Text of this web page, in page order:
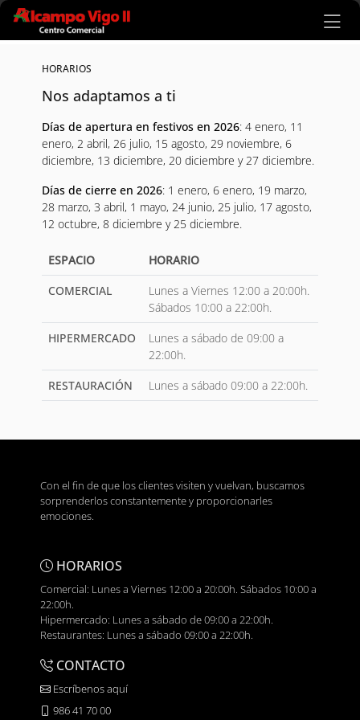
Ir al contenido principal
HORARIOS
Nos adaptamos a ti
Días de apertura en festivos en 2026: 4 enero, 11
enero, 2 abril, 26 julio, 15 agosto, 29 noviembre, 6
diciembre, 13 diciembre, 20 diciembre y 27 diciembre.
Días de cierre en 2026: 1 enero, 6 enero, 19 marzo,
28 marzo, 3 abril, 1 mayo, 24 junio, 25 julio, 17 agosto,
12 octubre, 8 diciembre y 25 diciembre.
ESPACIO
HORARIO
COMERCIAL
Lunes a Viernes 12:00 a 20:00h.
Sábados 10:00 a 22:00h.
HIPERMERCADO
Lunes a sábado de 09:00 a
22:00h.
RESTAURACIÓN
Lunes a sábado 09:00 a 22:00h.
Con el fin de que los clientes visiten y vuelvan, buscamos
sorprenderlos constantemente y proporcionarles
emociones.
HORARIOS
Comercial: Lunes a Viernes 12:00 a 20:00h. Sábados 10:00 a
22:00h.
Hipermercado: Lunes a sábado de 09:00 a 22:00h.
Restaurantes: Lunes a sábado 09:00 a 22:00h.
CONTACTO
Escríbenos aquí
986 41 70 00